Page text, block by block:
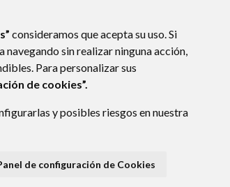
consideramos que acepta su uso. Si
navegando sin realizar ninguna acción,
Para personalizar sus
de cookies”.
y posibles riesgos en nuestra
de configuración de Cookies